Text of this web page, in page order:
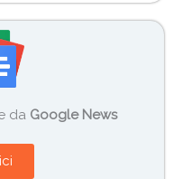
da Google News